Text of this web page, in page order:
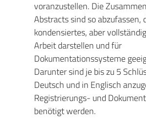
voranzustellen. Die
Abstracts sind so abzufassen,
kondensiertes, aber
Arbeit darstellen und für
Dokumentationssysteme
Darunter sind je bis zu 5
Deutsch und in Englisch
Registrierungs- und
benötigt werden.